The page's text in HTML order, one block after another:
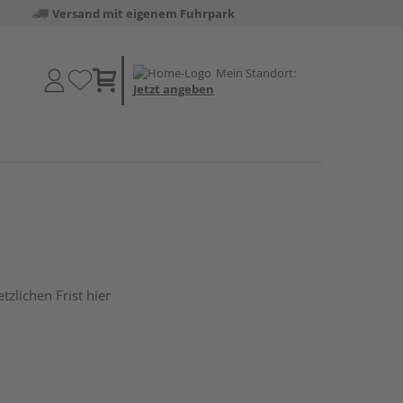
Versand mit eigenem Fuhrpark
Mein Standort:
Jetzt angeben
Frist hier